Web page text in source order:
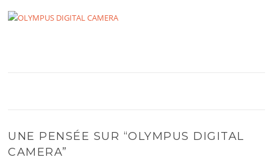
UNE PENSÉE SUR “OLYMPUS DIGITAL
CAMERA”